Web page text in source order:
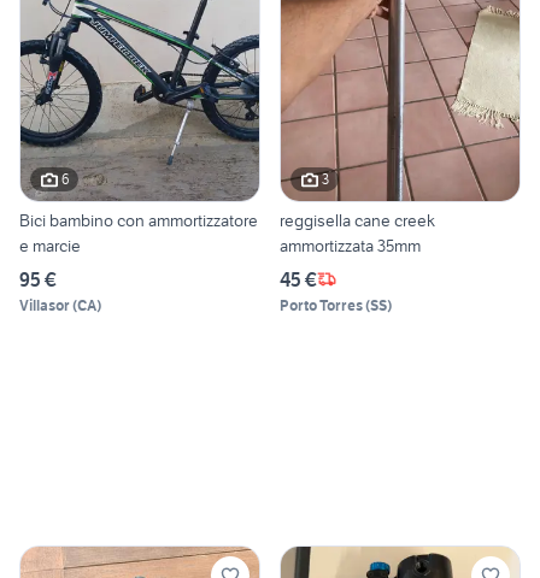
6
Bici bambino con ammortizzatore
e marcie
95 €
Villasor(CA)
3
reggisella cane creek
ammortizzata 35mm
45 €
Porto Torres(SS)